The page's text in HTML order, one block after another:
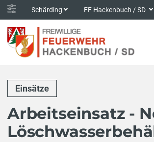
Schärding FF Hackenbuch / SD
Einsätze
Arbeitseinsatz -